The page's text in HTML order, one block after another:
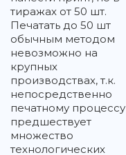
тиражах от 50 шт.
Печатать до 50 шт
обычным методом
невозможно на
крупных
производствах, т.к.
непосредственно
печатному процессу
предшествует
множество
технологических